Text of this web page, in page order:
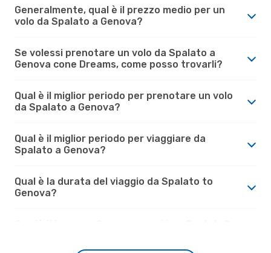
Generalmente, qual è il prezzo medio per un
volo da Spalato a Genova?
Se volessi prenotare un volo da Spalato a
Genova cone Dreams, come posso trovarli?
Qual è il miglior periodo per prenotare un volo
da Spalato a Genova?
Qual è il miglior periodo per viaggiare da
Spalato a Genova?
Qual è la durata del viaggio da Spalato to
Genova?